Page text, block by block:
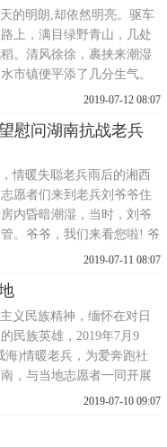
成员听老兵爷爷口述鲜活的
爷我们
的明朗,却依然明亮。驱车
上，满目绿野青山，几处
。清风徐徐，裹挟来潮湿
市镇便平添了几分生气。
，不觉间已消退了车马劳顿
次见面，便被爷爷爽朗的
呼大
2019-07-12 08:07
慰问湖南抗战老兵
情暖失聪老兵雨后的湘西
愿者们来到老兵刘爷爷住
内昏暗潮湿，当时，刘爷
。爷爷，我们来看您啦! 爷
吗!面对志愿者的寒暄，刘爷
。昏暗的砖房，潮湿的空
战老兵的蓝色旧卫衣的垂暮
2019-07-11 08:07
义民族精神，缅怀在对日
民族英雄，2019年7月9
海)情暖老兵，为爱奔跑社
，与当地志愿者一同开展
，传承爱国精神为主题的社
科之墓 张浩冬 摄)一串鞭
2019-07-10 09:07